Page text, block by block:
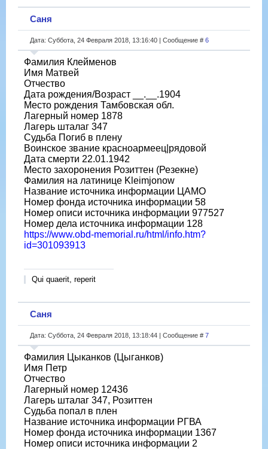
Саня
Дата: Суббота, 24 Февраля 2018, 13:16:40 | Сообщение # 6
Фамилия Клейменов
Имя Матвей
Отчество
Дата рождения/Возраст __.__.1904
Место рождения Тамбовская обл.
Лагерный номер 1878
Лагерь шталаг 347
Судьба Погиб в плену
Воинское звание красноармеец|рядовой
Дата смерти 22.01.1942
Место захоронения Розиттен (Резекне)
Фамилия на латинице Kleimjonow
Название источника информации ЦАМО
Номер фонда источника информации 58
Номер описи источника информации 977527
Номер дела источника информации 128
https://www.obd-memorial.ru/html/info.htm?
id=301093913
Qui quaerit, reperit
Саня
Дата: Суббота, 24 Февраля 2018, 13:18:44 | Сообщение # 7
Фамилия Цыканков (Цыганков)
Имя Петр
Отчество
Лагерный номер 12436
Лагерь шталаг 347, Розиттен
Судьба попал в плен
Название источника информации РГВА
Номер фонда источника информации 1367
Номер описи источника информации 2